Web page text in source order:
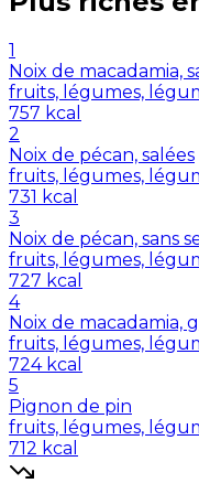
1
Noix de macadamia,
fruits, légumes,
757 kcal
2
Noix de pécan, salées
fruits, légumes,
731 kcal
3
Noix de pécan, sans
fruits, légumes,
727 kcal
4
Noix de macadamia,
fruits, légumes,
724 kcal
5
Pignon de pin
fruits, légumes,
712 kcal